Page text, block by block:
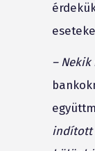
– Nekik
indított